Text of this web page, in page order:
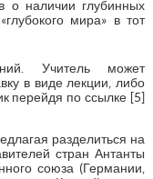
о наличии глубинных
мира» в тот
Учитель может
в виде лекции, либо
перейдя по ссылке [5]
разделиться на
стран Антанты
союза (Германии,